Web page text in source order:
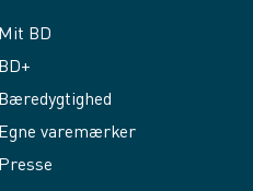
Mit BD
BD+
Bæredygtighed
Egne varemærker
Presse